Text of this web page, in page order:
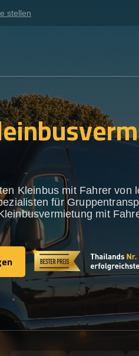
stellen
Kleinbus mit Fahrer von
für
mit